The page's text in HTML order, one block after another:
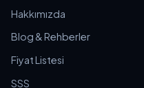
Hakkımızda
Blog & Rehberler
Fiyat Listesi
SSS